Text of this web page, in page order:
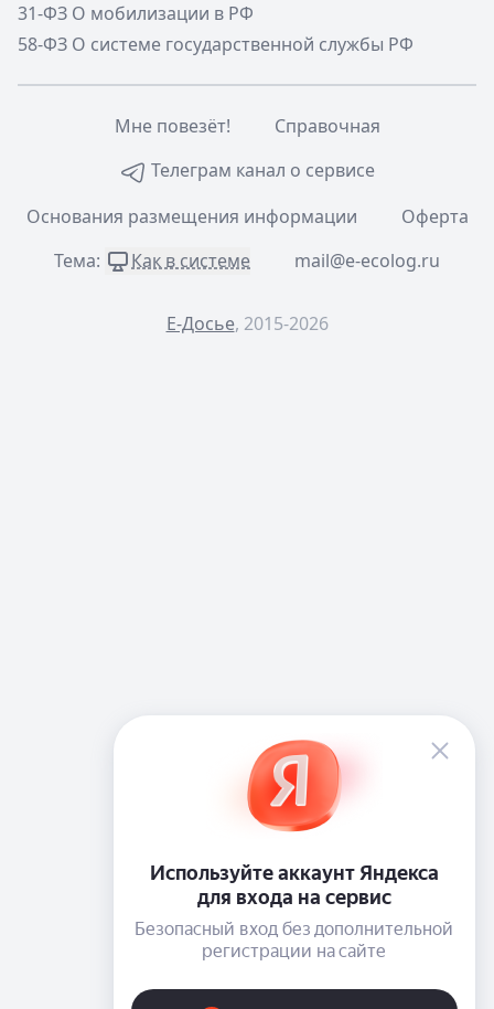
31-ФЗ О мобилизации в РФ
58-ФЗ О системе государственной службы РФ
Мне повезёт!
Справочная
Телеграм канал о сервисе
Основания размещения информации
Оферта
Тема:
Как в системе mail@e-ecolog.ru
Е-Досье, 2015-2026